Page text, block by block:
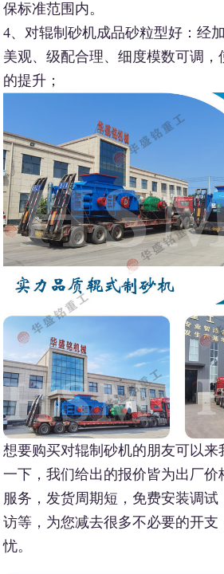
保标准范围内。
4、对辊制砂机成品砂粒型好：经
美观、级配合理、细度模数可调
的提升；
想要购买对辊制砂机的朋友可以来
一下，我们给出的报价皆为出厂
服务，发货周期短，免费安装调试
访等，为您减去很多不必要的开
忧。